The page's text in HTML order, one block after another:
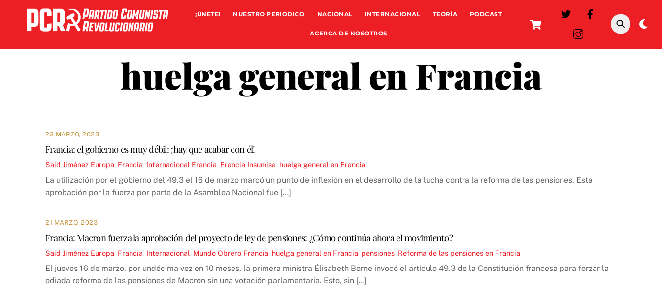
content
Cart
¡ÚNETE! NUESTRO PERIODICO NACIONAL INTERNACIONAL TEORÍA PODCAST
ACERCA DE NOSOTROS
huelga general en Francia
23 MARZO, 2023
Francia: el gobierno es muy débil: ¡hay que acabar con él!
Said Jiménez Europa Francia Internacional Francia Francia Insumisa huelga general en Francia
La utilización por el gobierno del 49.3 el 16 de marzo marcó un punto de inflexión en el desarrollo de la lucha contra la reforma de las pensiones. Esta
aprobación por la fuerza por parte de la Asamblea Nacional fue […]
21 MARZO, 2023
Francia: Macron fuerza la aprobación del proyecto de ley de pensiones: ¿Cómo continúa ahora el movimiento?
Said Jiménez Europa Francia Internacional Mundo Obrero Francia huelga general en Francia pensiones Reforma de las pensiones en Francia
El jueves 16 de marzo, por undécima vez en 10 meses, la primera ministra Élisabeth Borne invocó el artículo 49.3 de la Constitución francesa para forzar la
odiada reforma de las pensiones de Macron sin una votación parlamentaria. Esto, sin […]